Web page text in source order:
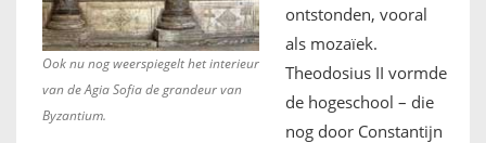
Ook nu nog weerspiegelt het interieur
van de Agia Sofia de grandeur van
Byzantium.
ontstonden, vooral
als mozaïek.
Theodosius II vormde
de hogeschool – die
nog door Constantijn